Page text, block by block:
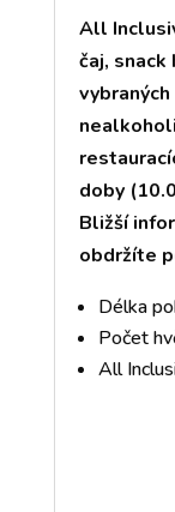
All
čaj,
doby
Bližší
obdržíte
Délka
Počet
All